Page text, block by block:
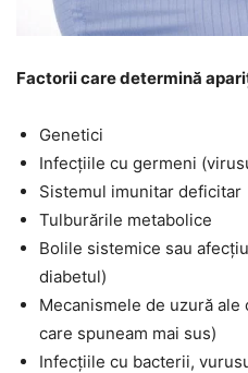
Factorii care determină
Genetici
Infecțiile cu germeni
Sistemul imunitar deficitar
Tulburările metabolice
Bolile sistemice sau
diabetul)
Mecanismele de uzură
care spuneam mai sus)
Infecțiile cu bacterii,